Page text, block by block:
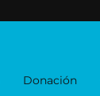
Donación